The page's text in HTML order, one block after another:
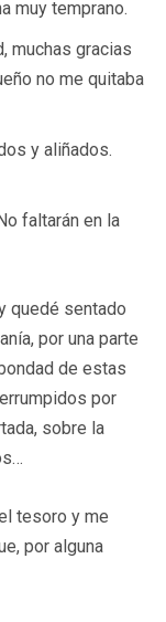
muy temprano.
muchas gracias
no me quitaba
y aliñados.
faltarán en la
quedé sentado
por una parte
de estas
por
sobre la
tesoro y me
por alguna